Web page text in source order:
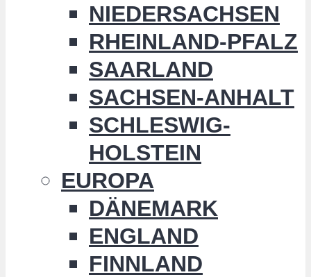
NIEDERSACHSEN
RHEINLAND-PFALZ
SAARLAND
SACHSEN-ANHALT
SCHLESWIG-
HOLSTEIN
EUROPA
DÄNEMARK
ENGLAND
FINNLAND